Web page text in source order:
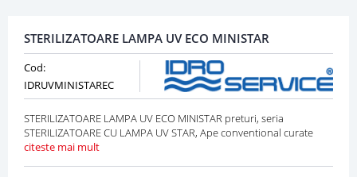
STERILIZATOARE LAMPA UV ECO MINISTAR
Cod:
IDRUVMINISTAREC
STERILIZATOARE LAMPA UV ECO MINISTAR preturi, seria
STERILIZATOARE CU LAMPA UV STAR, Ape conventional curate
citeste mai mult